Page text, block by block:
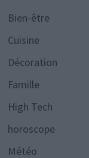
Bien-être
Cuisine
Décoration
Famille
High Tech
horoscope
Météo